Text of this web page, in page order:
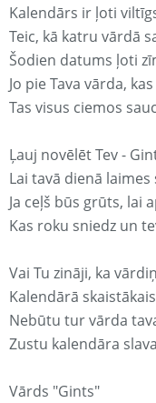
Kalendārs ir ļoti
Teic, kā katru vārdā
Šodien datums ļoti
Jo pie Tava vārda,
Tas visus ciemos
Ļauj novēlēt Tev -
Lai tavā dienā
Ja ceļš būs grūts, lai
Kas roku sniedz un
Vai Tu zināji, ka
Kalendārā
Nebūtu tur vārda
Zustu kalendāra
Vārds "Gints"